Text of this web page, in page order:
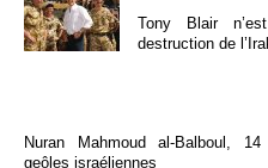
Tony Blair
destruction de
Nuran Mahmoud al-Balboul,
geôles israéliennes